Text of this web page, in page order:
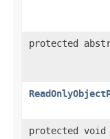
protected
protected void